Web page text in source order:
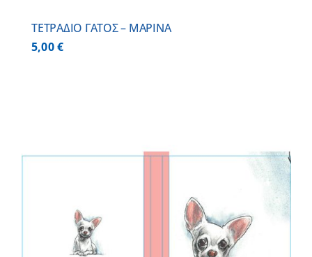
ΤΕΤΡΑΔΙΟ ΓΑΤΟΣ – ΜΑΡΙΝΑ
5,00€